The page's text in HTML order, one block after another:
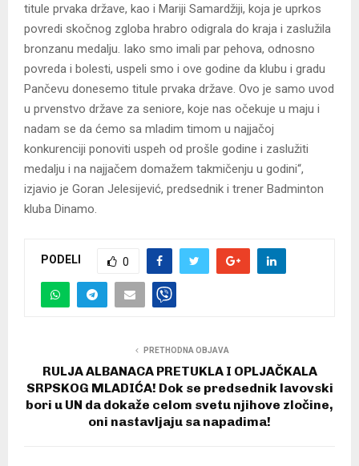
titule prvaka države, kao i Mariji Samardžiji, koja je uprkos
povredi skočnog zgloba hrabro odigrala do kraja i zaslužila
bronzanu medalju. Iako smo imali par pehova, odnosno
povreda i bolesti, uspeli smo i ove godine da klubu i gradu
Pančevu donesemo titule prvaka države. Ovo je samo uvod
u prvenstvo države za seniore, koje nas očekuje u maju i
nadam se da ćemo sa mladim timom u najjačoj
konkurenciji ponoviti uspeh od prošle godine i zaslužiti
medalju i na najjačem domažem takmičenju u godini“,
izjavio je Goran Jelesijević, predsednik i trener Badminton
kluba Dinamo.
PODELI 0
PRETHODNA OBJAVA
RULJA ALBANACA PRETUKLA I OPLJAČKALA
SRPSKOG MLADIĆA! Dok se predsednik lavovski
bori u UN da dokaže celom svetu njihove zločine,
oni nastavljaju sa napadima!